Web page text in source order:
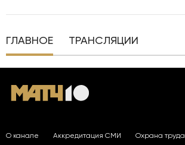
ГЛАВНОЕ ТРАНСЛЯЦИИ
О канале Аккредитация СМИ Охрана труда